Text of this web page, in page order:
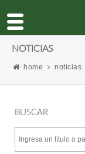
NOTICIAS
home noticias
BUSCAR